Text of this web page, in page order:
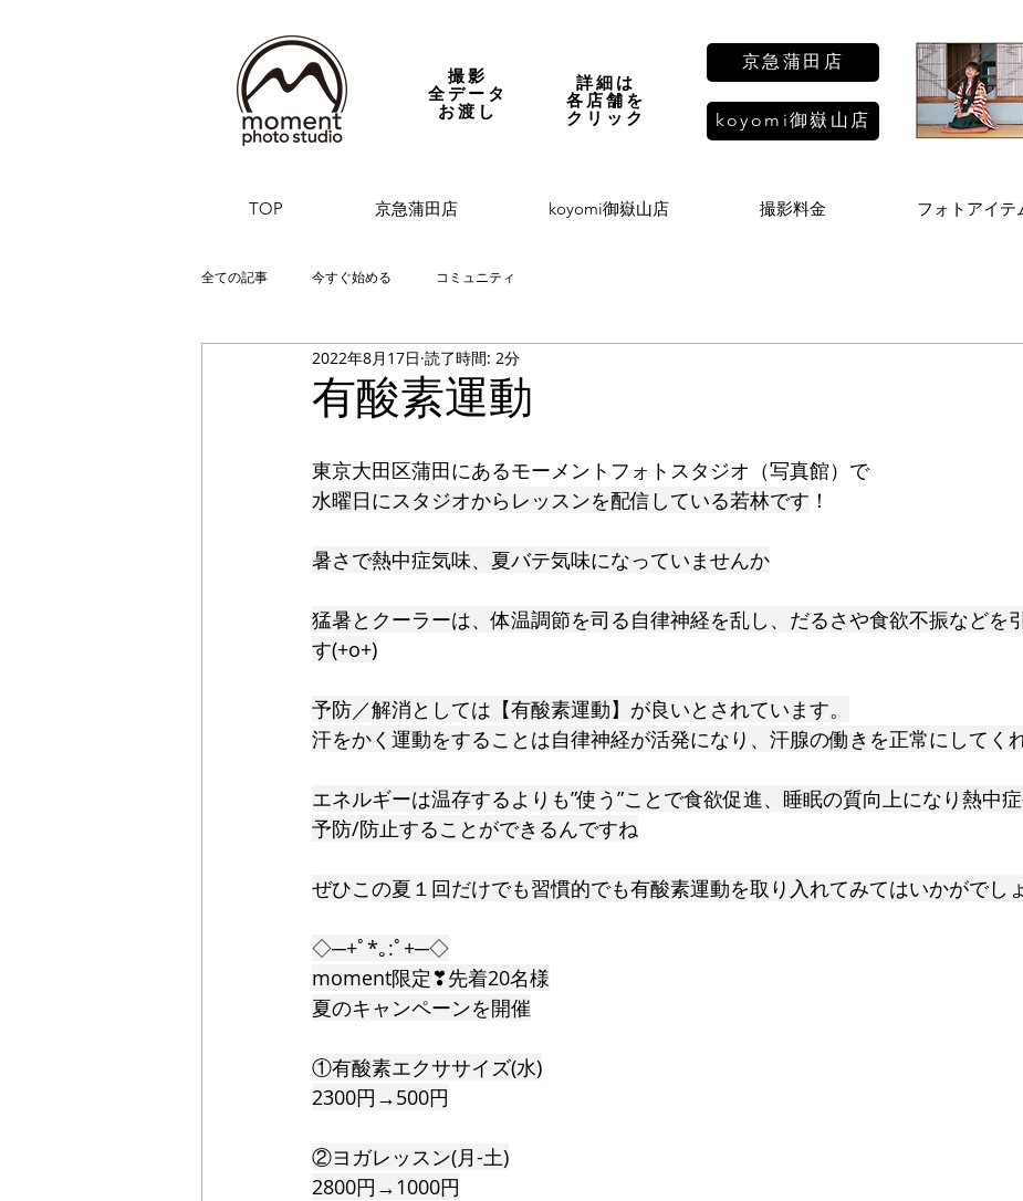
撮影
全データ
お渡し
詳細は
各店舗を
​クリック
京急蒲田店
koyomi御嶽山店
TOP 京急蒲田店 koyomi御嶽山店 撮影料金 フォトアイテ
全ての記事 今すぐ始める コミュニティ
有酸素運動
2022年8月17日 読了時間: 2分
東京大田区蒲田にあるモーメントフォトスタジオ（写真館）で
水曜日にスタジオからレッスンを配信している若林です ！
暑さで熱中症気味、夏バテ気味になっていませんか
猛暑とクーラーは、体温調節を司る自律神経を乱し、だるさや食欲不振などを
す(+o+)
予防／解消としては【有酸素運動】が良いとされています。
汗をかく運動をすることは自律神経が活発になり、汗腺の働きを正常にしてく
エネルギーは温存するよりも”使う”ことで食欲促進、睡眠の質向上になり熱中
予防/防止することができるんですね
ぜひこの夏１回だけでも習慣的でも有酸素運動を取り入れてみてはいかがでしょ
◇─+ﾟ*｡:ﾟ+─◇
moment限定❣先着20名様
夏のキャンペーンを開催
①有酸素エクササイズ(水)
2300円→500円
②ヨガレッスン(月-土)
2800円→1000円